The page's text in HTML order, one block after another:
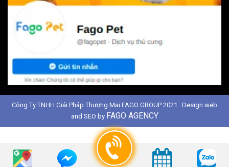
Công Ty TNHH Giải Pháp Thương Mại FAGO GROUP 2021 . Design web
and SEO by FAGO AGENCY